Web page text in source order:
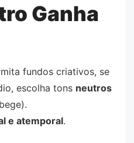
Ganha
fundos criativos, se
escolha tons neutros
e atemporal.